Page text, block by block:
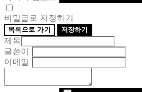
비밀글로 지정하기
목록으로 가기 저장하기
제목
글쓴이
이메일